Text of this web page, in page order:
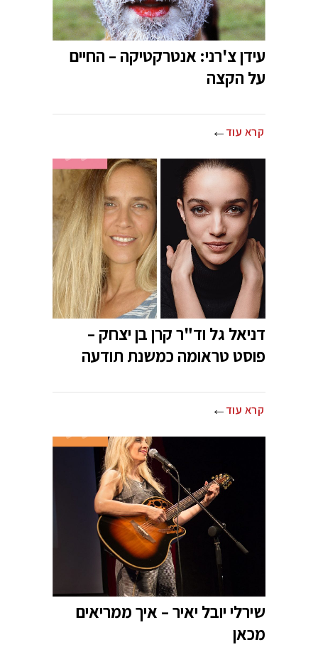
עידן צ'רני: אנטרקטיקה – החיים
על הקצה
קרא עוד
דניאל גל וד"ר קרן בן יצחק –
פוסט טראומה כמשנת תודעה
קרא עוד
שירלי יובל יאיר – איך ממריאים
מכאן